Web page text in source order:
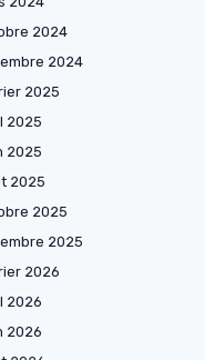
2024
2024
2025
2025
2025
2025
2025
2025
2026
2026
2026